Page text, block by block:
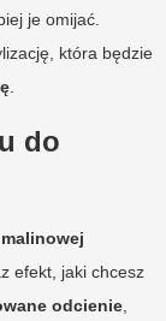
je omijać.
która będzie
do
malinowej
efekt, jaki chcesz
odcienie